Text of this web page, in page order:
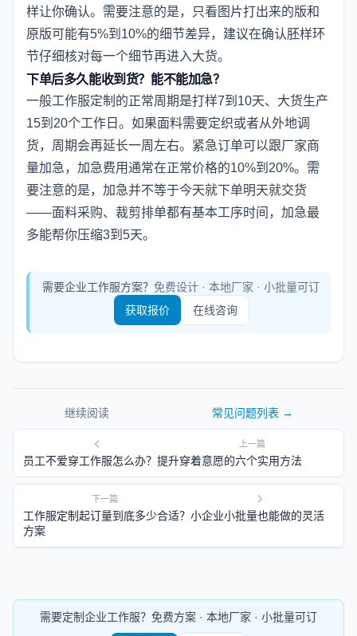
样让你确认。需要注意的是，只看图片打出来的版和
原版可能有5%到10%的细节差异，建议在确认胚样环
节仔细核对每一个细节再进入大货。
下单后多久能收到货？能不能加急？
一般工作服定制的正常周期是打样7到10天、大货生产
15到20个工作日。如果面料需要定织或者从外地调
货，周期会再延长一周左右。紧急订单可以跟厂家商
量加急，加急费用通常在正常价格的10%到20%。需
要注意的是，加急并不等于今天就下单明天就交货
——面料采购、裁剪排单都有基本工序时间，加急最
多能帮你压缩3到5天。
需要企业工作服方案？ 免费设计 · 本地厂家 · 小批量可订
获取报价
在线咨询
继续阅读 常见问题列表 →
上一篇
员工不爱穿工作服怎么办？提升穿着意愿的六个实用方法
下一篇
工作服定制起订量到底多少合适？小企业小批量也能做的灵活
方案
需要定制企业工作服？免费方案 · 本地厂家 · 小批量可订